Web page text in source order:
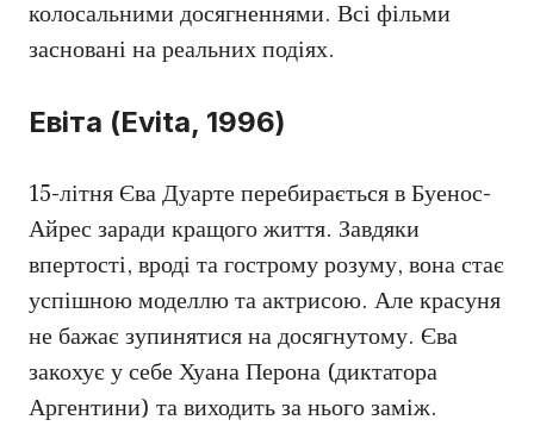
колосальними досягненнями. Всі фільми
засновані на реальних подіях.
Евіта (Evita, 1996)
15-літня Єва Дуарте перебирається в Буенос-
Айрес заради кращого життя. Завдяки
впертості, вроді та гострому розуму, вона стає
успішною моделлю та актрисою. Але красуня
не бажає зупинятися на досягнутому. Єва
закохує у себе Хуана Перона (диктатора
Аргентини) та виходить за нього заміж.